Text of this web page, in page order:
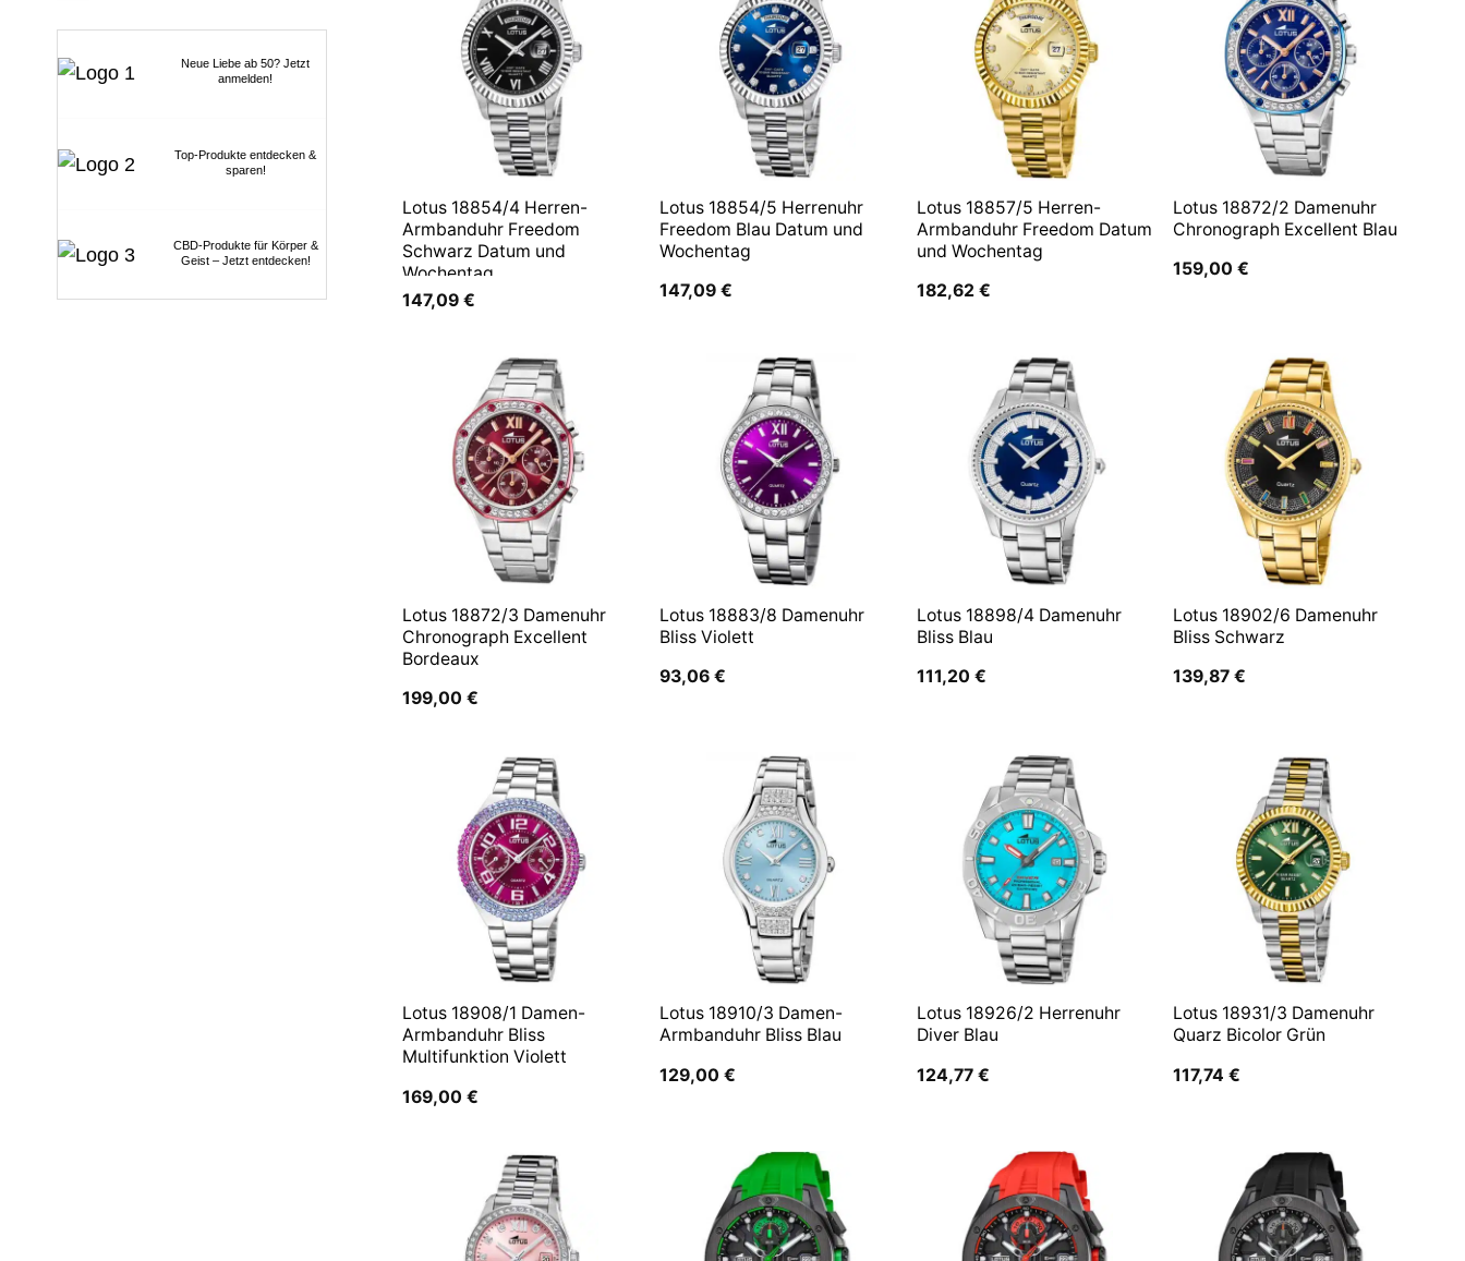
Neue Liebe ab 50? Jetzt
anmelden!
Top-Produkte entdecken &
sparen!
CBD-Produkte für Körper &
Geist – Jetzt entdecken!
Lotus 18854/4 Herren-
Armbanduhr Freedom
Schwarz Datum und
Wochentag
147,09€
Lotus 18854/5 Herrenuhr
Freedom Blau Datum und
Wochentag
147,09 €
Lotus 18857/5 Herren-
Armbanduhr Freedom Datum
und Wochentag
182,62 €
Lotus 18872/2 Damenuhr
Chronograph Excellent Blau
159,00€
Lotus 18872/3 Damenuhr
Chronograph Excellent
Bordeaux
199,00€
Lotus 18883/8 Damenuhr
Bliss Violett
93,06 €
Lotus 18898/4 Damenuhr
Bliss Blau
111,20 €
Lotus 18902/6 Damenuhr
Bliss Schwarz
139,87€
Lotus 18908/1 Damen-
Armbanduhr Bliss
Multifunktion Violett
169,00€
Lotus 18910/3 Damen-
Armbanduhr Bliss Blau
129,00 €
Lotus 18926/2 Herrenuhr
Diver Blau
124,77 €
Lotus 18931/3 Damenuhr
Quarz Bicolor Grün
117,74€